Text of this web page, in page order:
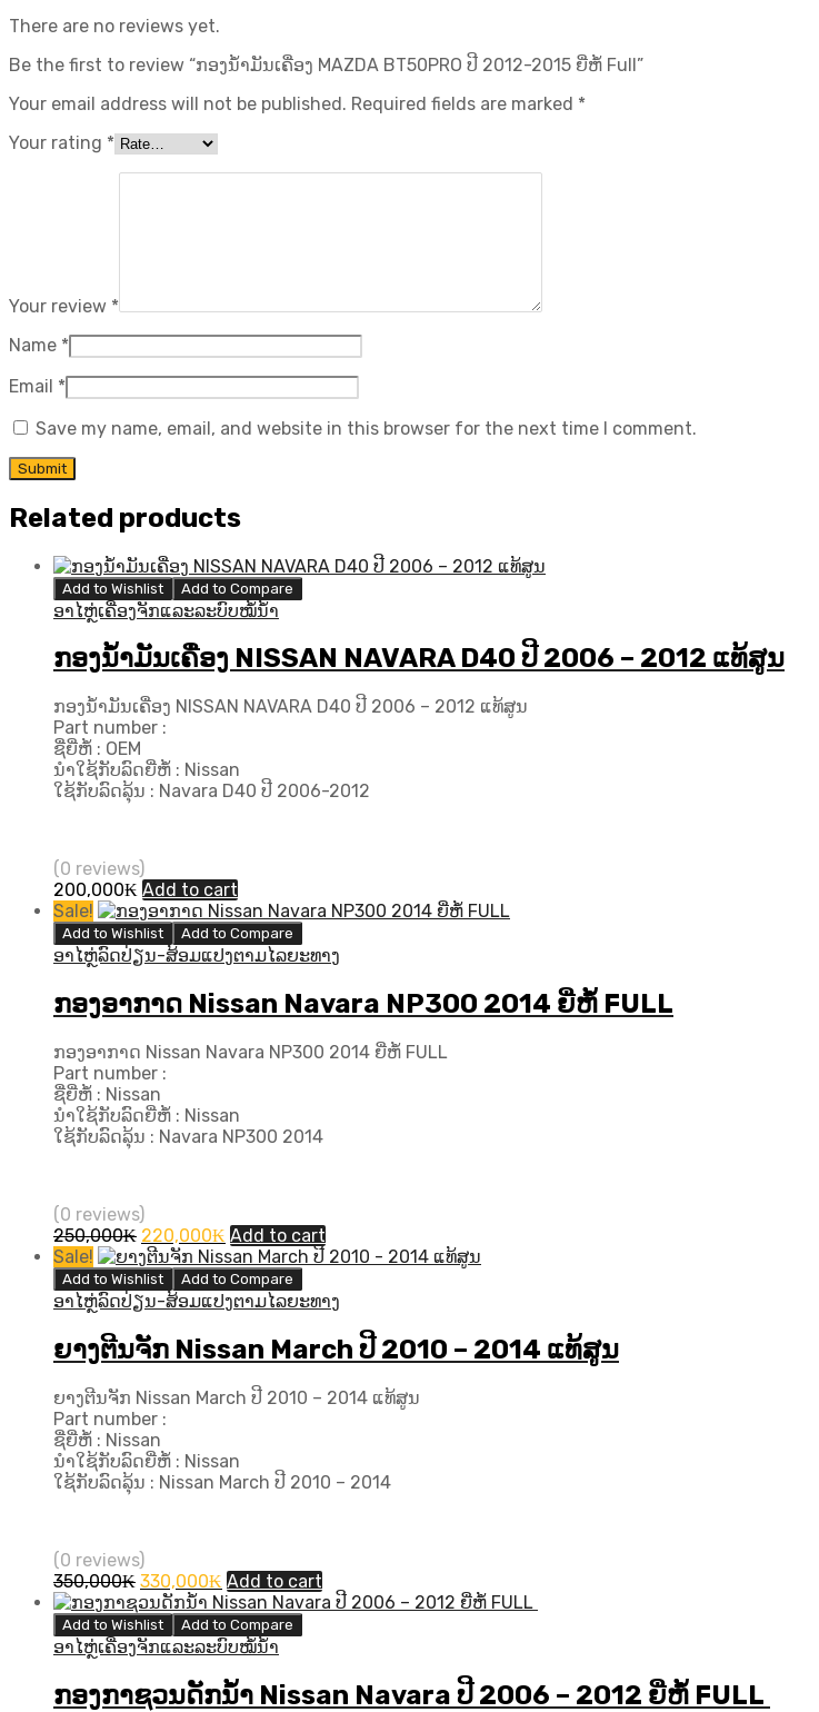
ຍີ່ຫໍ້
quantity
There are no reviews yet.
Be the first to review “ກອງນ້ຳມັນເຄື່ອງ MAZDA BT50PRO ປີ 2012-2015 ຍີ່ຫໍ້ Full”
Your email address will not be published. Required fields are marked *
Your rating *
Your review *
Name *
Email *
Save my name, email, and website in this browser for the next time I comment.
Related products
Add to Wishlist Add to Compare
ອາໄຫຼ່ເຄື່ອງຈັກແລະລະບົບໝໍ້ນ້ຳ
ກອງນ້ຳມັນເຄື່ອງ NISSAN NAVARA D40 ປີ​ 2006 – 2012 ແທ້ສູນ
ກອງນ້ຳມັນເຄື່ອງ NISSAN NAVARA D40 ປີ​ 2006 – 2012 ແທ້ສູນ
Part number :
ຊື່ຍີ່ຫໍ້ : OEM
ນຳໃຊ້ກັບລົດຍີ່ຫໍ້ : Nissan
ໃຊ້ກັບລົດລຸ້ນ : Navara D40 ປີ 2006-2012
(0 reviews)
200,000₭ Add to cart
Sale!
Add to Wishlist Add to Compare
ອາໄຫຼ່ລົດປ່ຽນ-ສ້ອມແປງຕາມໄລຍະທາງ
ກອງອາກາດ Nissan Navara NP300 2014 ຍີ່ຫໍ້ FULL
ກອງອາກາດ Nissan Navara NP300 2014 ຍີ່ຫໍ້ FULL
Part number :
ຊື່ຍີ່ຫໍ້ : Nissan
ນຳໃຊ້ກັບລົດຍີ່ຫໍ້ : Nissan
ໃຊ້ກັບລົດລຸ້ນ : Navara NP300 2014
(0 reviews)
250,000₭ Original
price
was:
250,000₭.
220,000₭ Current
price
is:
220,000₭.
Add to cart
Sale!
Add to Wishlist Add to Compare
ອາໄຫຼ່ລົດປ່ຽນ-ສ້ອມແປງຕາມໄລຍະທາງ
ຍາງຕີນຈັກ Nissan March ປີ​ 2010 – 2014 ແທ້ສູນ
ຍາງຕີນຈັກ Nissan March ປີ​ 2010 – 2014 ແທ້ສູນ
Part number :
ຊື່ຍີ່ຫໍ້ : Nissan
ນຳໃຊ້ກັບລົດຍີ່ຫໍ້ : Nissan
ໃຊ້ກັບລົດລຸ້ນ : Nissan March ປີ​ 2010 – 2014
(0 reviews)
350,000₭ Original
price
was:
350,000₭.
330,000₭ Current
price
is:
330,000₭.
Add to cart
Add to Wishlist Add to Compare
ອາໄຫຼ່ເຄື່ອງຈັກແລະລະບົບໝໍ້ນ້ຳ
ກອງກາຊວນດັກນ້ຳ Nissan Navara ປີ 2006 – 2012 ຍີ່ຫໍ້ FULL